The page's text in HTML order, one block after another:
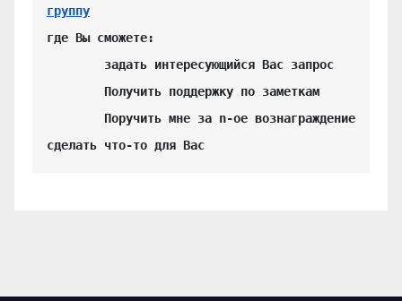
группу
где Вы сможете:
сделать что-то для Вас